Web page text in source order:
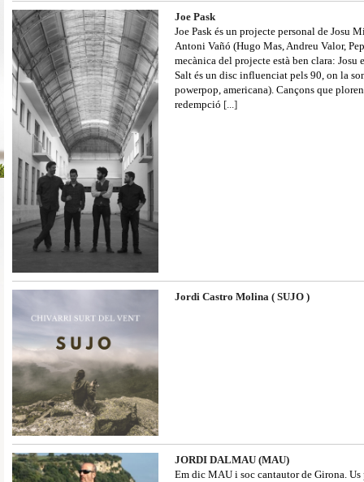
Joe Pask
Joe Pask és un projecte personal de Josu
Antoni Vañó (Hugo Mas, Andreu Valor,
mecànica del projecte està ben clara:
Salt és un disc influenciat pels 90, on la
powerpop, americana). Cançons que
redempció [...]
Jordi Castro Molina ( SUJO )
JORDI DALMAU (MAU)
Em dic MAU i soc cantautor de Girona.